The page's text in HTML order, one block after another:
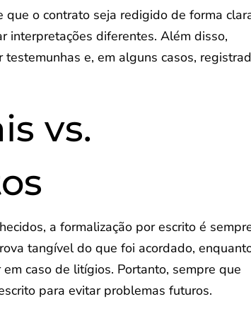
o contrato seja redigido de forma
interpretações diferentes. Além disso,
e, em alguns casos,
vs.
a formalização por escrito é
tangível do que foi acordado,
caso de litígios. Portanto, sempre que
para evitar problemas futuros.